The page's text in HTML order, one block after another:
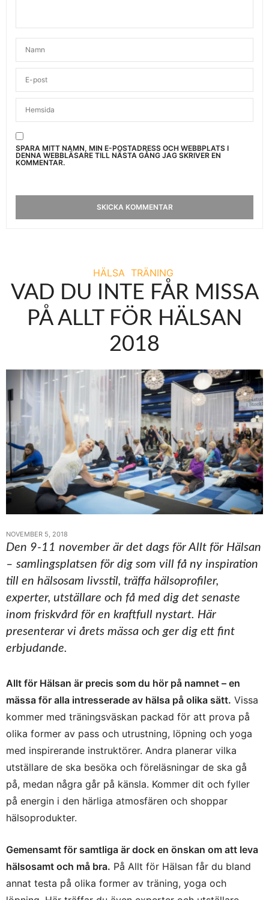
SPARA MITT NAMN, MIN E-POSTADRESS OCH WEBBPLATS I
DENNA WEBBLÄSARE TILL NÄSTA GÅNG JAG SKRIVER EN
KOMMENTAR.
HÄLSA TRÄNING
VAD DU INTE FÅR MISSA
PÅ ALLT FÖR HÄLSAN
2018
NOVEMBER 5, 2018
Den 9-11 november är det dags för Allt för Hälsan
– samlingsplatsen för dig som vill få ny inspiration
till en hälsosam livsstil, träffa hälsoprofiler,
experter, utställare och få med dig det senaste
inom friskvård för en kraftfull nystart. Här
presenterar vi årets mässa och ger dig ett fint
erbjudande.
Allt för Hälsan är precis som du hör på namnet – en
mässa för alla intresserade av hälsa på olika sätt. Vissa
kommer med träningsväskan packad för att prova på
olika former av pass och utrustning, löpning och yoga
med inspirerande instruktörer. Andra planerar vilka
utställare de ska besöka och föreläsningar de ska gå
på, medan några går på känsla. Kommer dit och fyller
på energin i den härliga atmosfären och shoppar
hälsoprodukter.
Gemensamt för samtliga är dock en önskan om att leva
hälsosamt och må bra. På Allt för Hälsan får du bland
annat testa på olika former av träning, yoga och